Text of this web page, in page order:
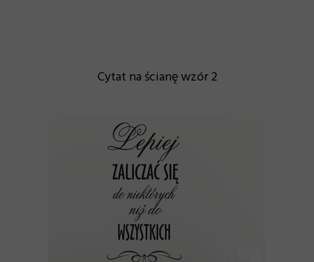
Cytat na ścianę wzór 2